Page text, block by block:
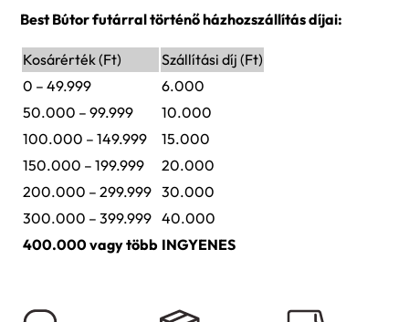
Best Bútor futárral történő házhozszállítás díjai:
Kosárérték (Ft)
Szállítási díj (Ft)
0 – 49.999
6.000
50.000 – 99.999
10.000
100.000 – 149.999
15.000
150.000 – 199.999
20.000
200.000 – 299.999 30.000
300.000 – 399.999 40.000
400.000 vagy több INGYENES